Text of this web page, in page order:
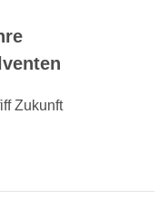
Zukunft